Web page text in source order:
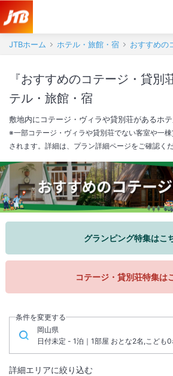
JTBホーム ホテル・旅館・宿 おすすめの
『おすすめのコテージ・貸別
テル・旅館・宿
敷地内にコテージ・ヴィラや貸別荘があるホ
※一部コテージ・ヴィラや貸別荘でない客室や一
されます。詳細は、プラン詳細ページをご確認くだ
コテージ・貸別荘特集は
グランピング特集はこ
条件を変更する
岡山県
日付未定 - 1泊｜1部屋 おとな2名,こども0
詳細エリアに絞り込む